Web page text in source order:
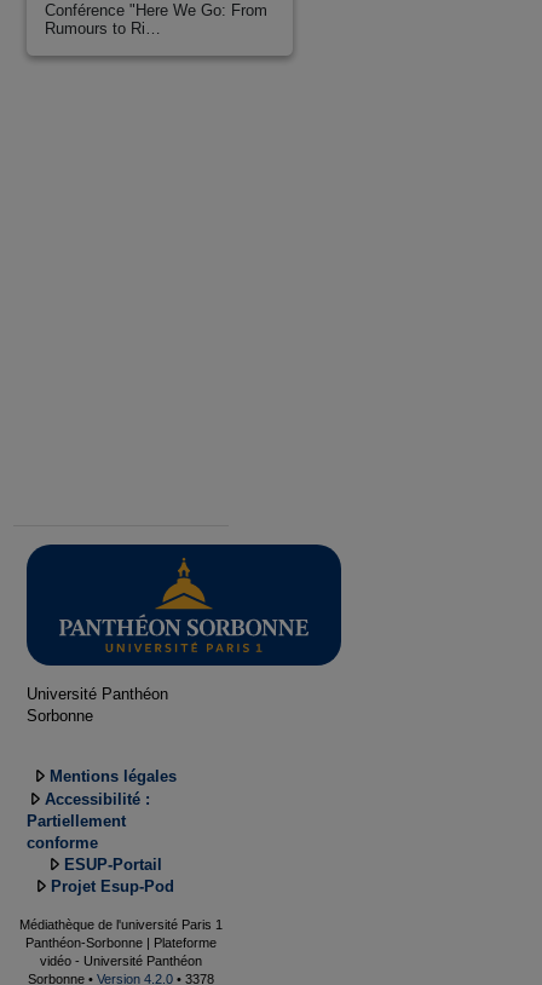
Conférence "Here We Go: From
Rumours to Ri…
Université Panthéon
Sorbonne
Mentions légales
Accessibilité :
Partiellement
conforme
ESUP-Portail
Projet Esup-Pod
Médiathèque de l'université Paris 1
Panthéon-Sorbonne | Plateforme
vidéo - Université Panthéon
Sorbonne • Version 4.2.0 • 3378